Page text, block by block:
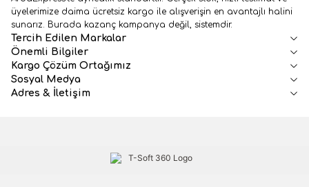
üyelerimize daima ücretsiz kargo ile alışverişin en avantajlı halini
sunarız. Burada kazanç kampanya değil, sistemdir.
Tercih Edilen Markalar
Önemli Bilgiler
Kargo Çözüm Ortağımız
Sosyal Medya
Adres & İletişim